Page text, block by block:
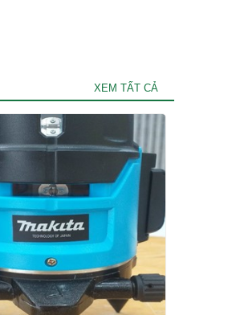
XEM TẤT CẢ